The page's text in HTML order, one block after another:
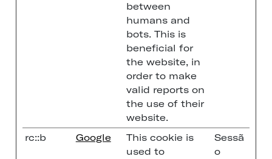
between
humans and
bots. This is
beneficial for
the website, in
order to make
valid reports on
the use of their
website.
rc::b Google
This cookie is
used to
Sessã
o